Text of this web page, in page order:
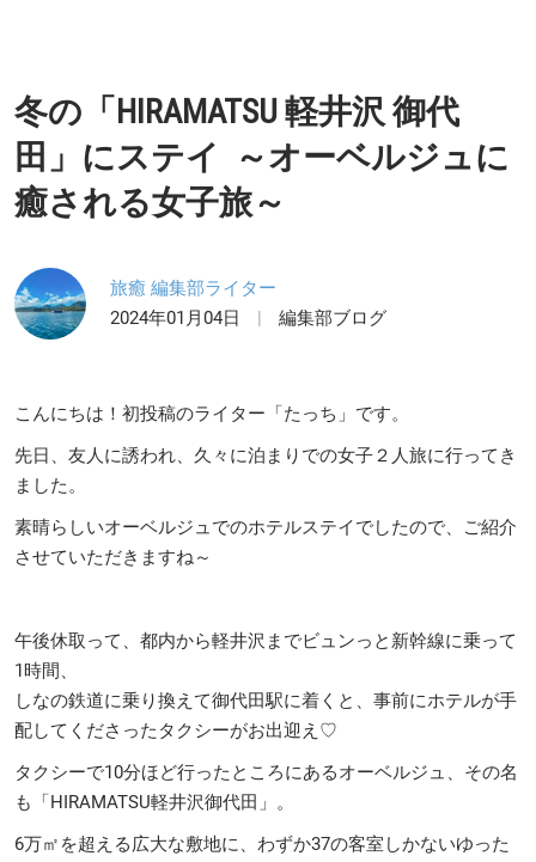
冬の「HIRAMATSU 軽井沢 御代
田」にステイ ～オーベルジュに
癒される女子旅～
旅癒 編集部ライター
2024年01月04日
編集部ブログ
こんにちは！初投稿のライター「たっち」です。
先日、友人に誘われ、久々に泊まりでの女子２人旅に行ってき
ました。
素晴らしいオーベルジュでのホテルステイでしたので、ご紹介
させていただきますね～
午後休取って、都内から軽井沢までビュンっと新幹線に乗って
1時間、
しなの鉄道に乗り換えて御代田駅に着くと、事前にホテルが手
配してくださったタクシーがお出迎え♡
タクシーで10分ほど行ったところにあるオーベルジュ、その名
も「HIRAMATSU軽井沢御代田」。
6万㎡を超える広大な敷地に、わずか37の客室しかないゆった